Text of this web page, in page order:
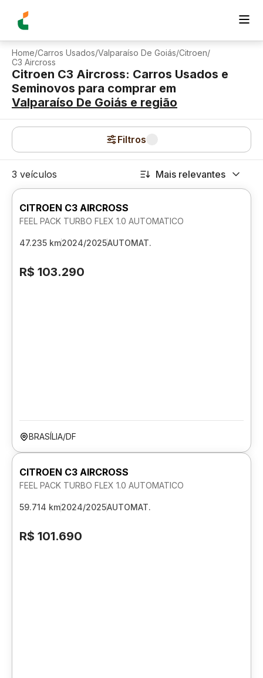
Home/Carros Usados/Valparaíso De Goiás/Citroen/
C3 Aircross
Citroen C3 Aircross: Carros Usados e
Seminovos para comprar em
Valparaíso De Goiás e região
Filtros
3 veículos Mais relevantes
CITROEN C3 AIRCROSS
FEEL PACK TURBO FLEX 1.0 AUTOMATICO
47.235 km2024/2025AUTOMAT.
R$ 103.290
BRASÍLIA/DF
CITROEN C3 AIRCROSS
FEEL PACK TURBO FLEX 1.0 AUTOMATICO
59.714 km2024/2025AUTOMAT.
R$ 101.690